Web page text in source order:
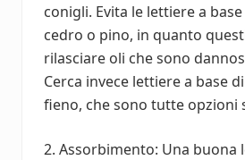
conigli. Evita le lettiere a
cedro o pino, in quanto
rilasciare oli che sono
Cerca invece lettiere a base
fieno, che sono tutte opzioni
2. Assorbimento: Una buona